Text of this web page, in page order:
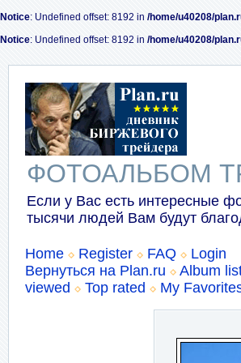
Notice: Undefined offset: 8192 in /home/u40208/
Notice: Undefined offset: 8192 in /home/u40208/
ФОТОАЛЬБОМ
Если у Вас есть интересные
тысячи людей Вам будут
Home Register FAQ
Login
Вернуться на Plan.ru
Album
viewed
Top rated My